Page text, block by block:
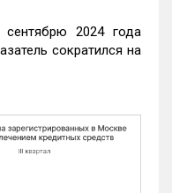
2024 года
сократился на